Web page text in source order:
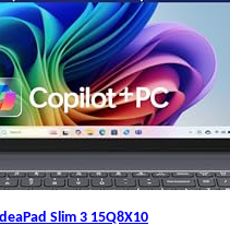
Slim 3 15Q8X10